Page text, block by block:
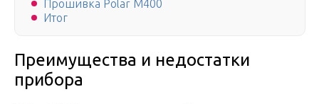
Прошивка Polar M400
Итог
Преимущества и недостатки
прибора